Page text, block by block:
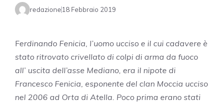
redazione 18 Febbraio 2019
Ferdinando Fenicia, l’uomo ucciso e il cui cadavere è
stato ritrovato crivellato di colpi di arma da fuoco
all’ uscita dell’asse Mediano, era il nipote di
Francesco Fenicia, esponente del clan Moccia ucciso
nel 2006 ad Orta di Atella. Poco prima erano stati